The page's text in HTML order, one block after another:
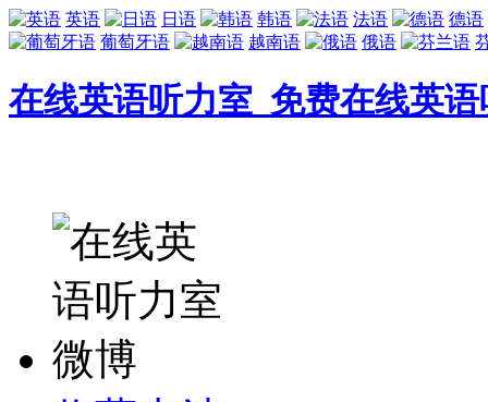
英语 日语 韩语 法语
德语
葡萄牙语
越南语 俄语
在线英语听力室_免费在线英